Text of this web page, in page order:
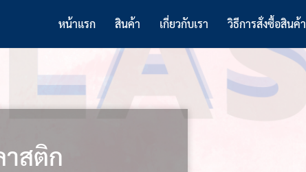
หน้าแรก สินค้า เกี่ยวกับเรา วิธีการสั่งซื้อสินค้า
สติก